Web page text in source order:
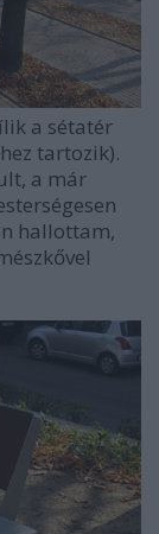
a sétatér
tartozik).
a már
hallottam,